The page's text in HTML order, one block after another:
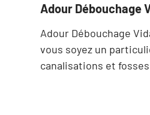
Adour Débouchage
Adour Débouchage
vous soyez un
canalisations et